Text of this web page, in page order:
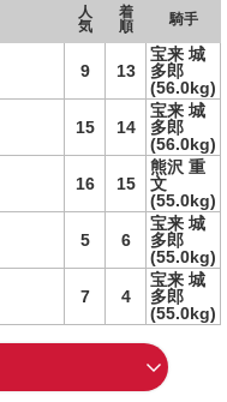
人
気
着
順
騎手
9 13
宝来 城
多郎
(56.0kg)
15 14
宝来 城
多郎
(56.0kg)
16 15
熊沢 重
文
(55.0kg)
5 6
宝来 城
多郎
(55.0kg)
7 4
宝来 城
多郎
(55.0kg)